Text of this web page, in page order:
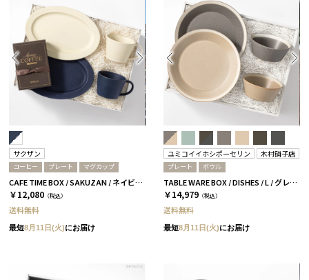
サクザン
コーヒー プレート マグカップ
CAFE TIME BOX / SAKUZAN / ネイビー＆ホワイト
￥12,080 （税込）
送料無料
最短8月11日(火)にお届け
ユミコイイホシポーセリン 木村硝子店
プレート ボウル
TABLE WARE BOX / DISHES / L / グレー＆ベージュ［イイホシユミコ×木村硝子店］
￥14,979 （税込）
送料無料
最短8月11日(火)にお届け